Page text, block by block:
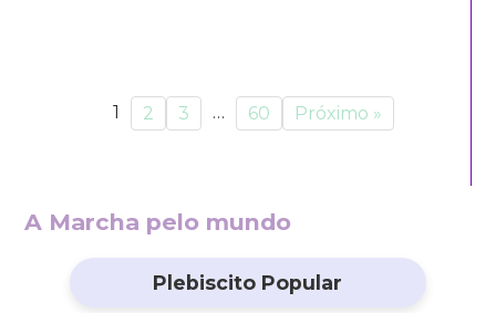
1 2 3 … 60 Próximo »
A Marcha pelo mundo
Plebiscito Popular